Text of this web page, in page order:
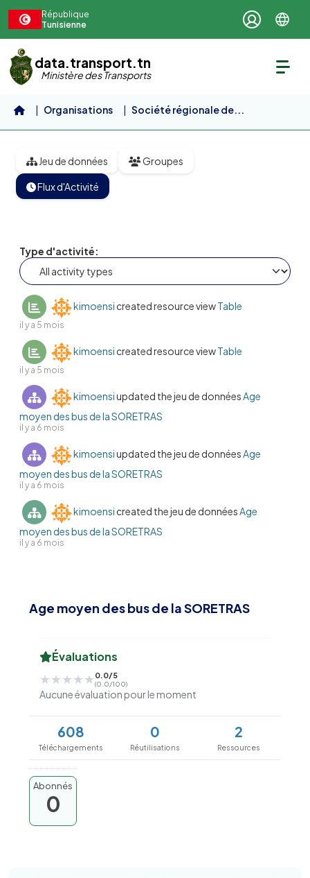
République
Tunisienne
data.transport.tn
Ministère des Transports
Organisations
Société régionale de...
Jeu de données Groupes
Flux d'Activité
Type d'activité
kimoensi created resource viewTable
il y a 5 mois
kimoensi created resource viewTable
il y a 5 mois
kimoensiupdated the jeu de donnéesAge
moyen des bus de la SORETRAS
il y a 6 mois
kimoensiupdated the jeu de donnéesAge
moyen des bus de la SORETRAS
il y a 6 mois
kimoensi created the jeu de donnéesAge
moyen des bus de la SORETRAS
il y a 6 mois
Age moyen des bus de la SORETRAS
Évaluations
★★★★★
★★★★★ 0.0/5
(0.0/100)
Aucune évaluation pour le moment
608
Téléchargements
0
Réutilisations
2
Ressources
Abonnés
0